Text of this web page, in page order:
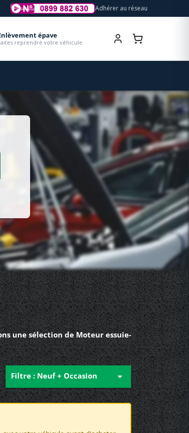
Adhérer au réseau
épave
reprendre votre véhicule
une sélection de Moteur essuie-
Filtre : Neuf + Occasion 